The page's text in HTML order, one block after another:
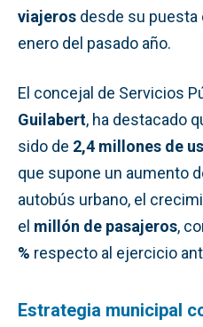
viajeros desde su puesta
enero del pasado año.
El concejal de Servicios
Guilabert, ha destacado
sido de 2,4 millones de
que supone un aumento
autobús urbano, el
el millón de pasajeros,
% respecto al ejercicio
Estrategia municipal